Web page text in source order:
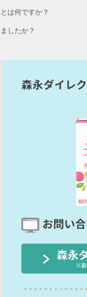
は何ですか？
したか？
森永ダイレ
お問い
森永
※お